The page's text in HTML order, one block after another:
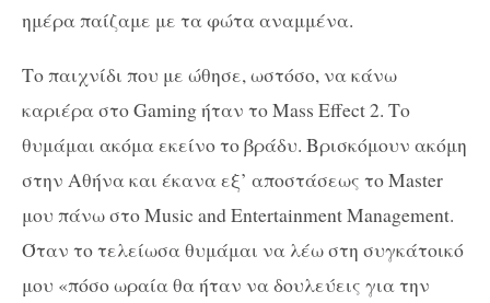
ημέρα παίζαμε με τα φώτα αναμμένα.
Το παιχνίδι που με ώθησε, ωστόσο, να κάνω
καριέρα στο Gaming ήταν το Mass Effect 2. Το
θυμάμαι ακόμα εκείνο το βράδυ. Βρισκόμουν ακόμη
στην Αθήνα και έκανα εξ’ αποστάσεως το Master
μου πάνω στο Music and Entertainment Management.
Όταν το τελείωσα θυμάμαι να λέω στη συγκάτοικό
μου «πόσο ωραία θα ήταν να δουλεύεις για την